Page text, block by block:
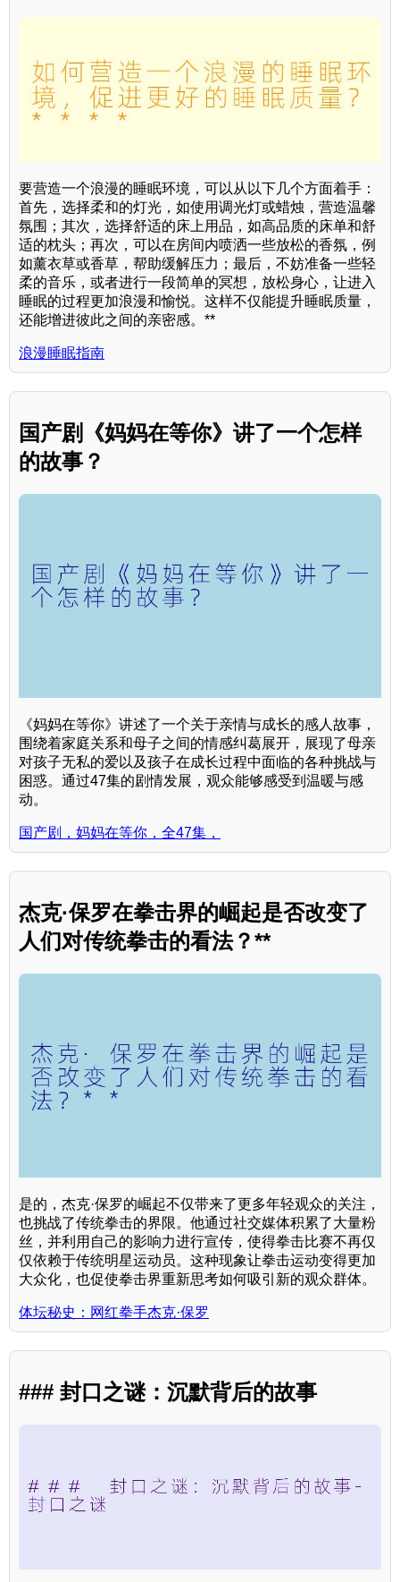
要营造一个浪漫的睡眠环境，可以从以下几个方面着手：
首先，选择柔和的灯光，如使用调光灯或蜡烛，营造温馨
氛围；其次，选择舒适的床上用品，如高品质的床单和舒
适的枕头；再次，可以在房间内喷洒一些放松的香氛，例
如薰衣草或香草，帮助缓解压力；最后，不妨准备一些轻
柔的音乐，或者进行一段简单的冥想，放松身心，让进入
睡眠的过程更加浪漫和愉悦。这样不仅能提升睡眠质量，
还能增进彼此之间的亲密感。**
浪漫睡眠指南
国产剧《妈妈在等你》讲了一个怎样
的故事？
《妈妈在等你》讲述了一个关于亲情与成长的感人故事，
围绕着家庭关系和母子之间的情感纠葛展开，展现了母亲
对孩子无私的爱以及孩子在成长过程中面临的各种挑战与
困惑。通过47集的剧情发展，观众能够感受到温暖与感
动。
国产剧，妈妈在等你，全47集，
杰克·保罗在拳击界的崛起是否改变了
人们对传统拳击的看法？**
是的，杰克·保罗的崛起不仅带来了更多年轻观众的关注，
也挑战了传统拳击的界限。他通过社交媒体积累了大量粉
丝，并利用自己的影响力进行宣传，使得拳击比赛不再仅
仅依赖于传统明星运动员。这种现象让拳击运动变得更加
大众化，也促使拳击界重新思考如何吸引新的观众群体。
体坛秘史：网红拳手杰克·保罗
### 封口之谜：沉默背后的故事